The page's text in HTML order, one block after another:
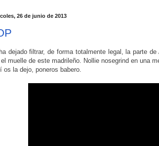
26 de junio de 2013
dejado filtrar, de forma totalmente legal, la parte de
muelle de este madrileño. Nollie nosegrind en una
os la dejo, poneros babero.